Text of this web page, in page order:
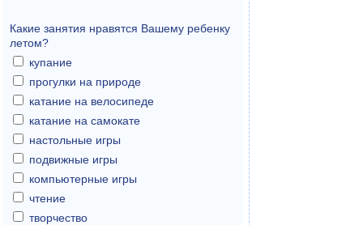
Какие занятия нравятся Вашему ребенку
летом?
купание
прогулки на природе
катание на велосипеде
катание на самокате
настольные игры
подвижные игры
компьютерные игры
чтение
творчество